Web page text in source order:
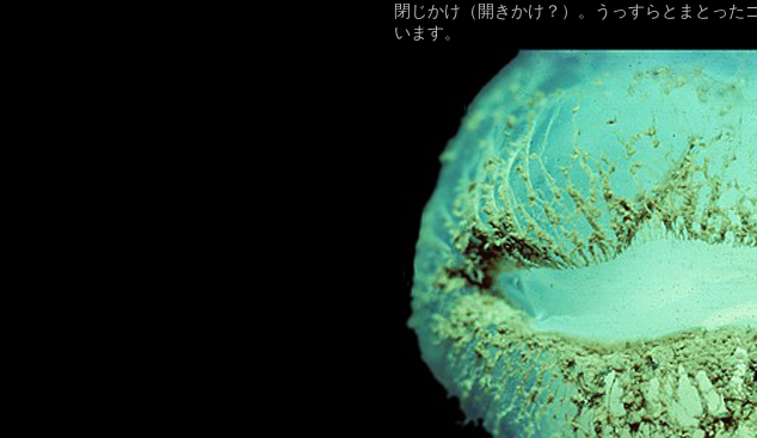
閉じかけ（開きかけ？）。うっすらとまとった
います。